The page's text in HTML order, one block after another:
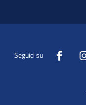
Seguici su